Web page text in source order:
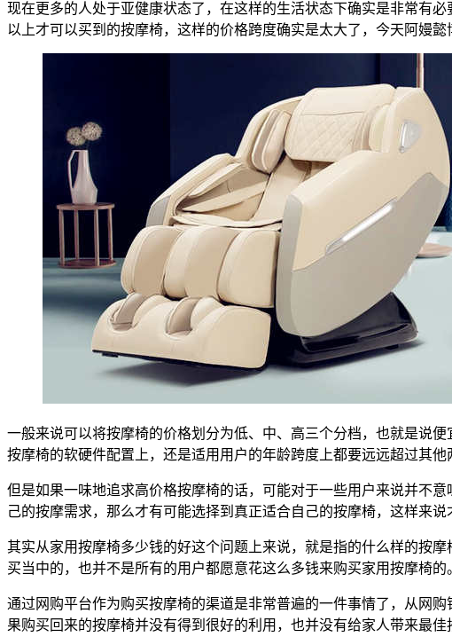
现在更多的人处于亚健康状态了，在这样的生活状态下确实是非常有
以上才可以买到的按摩椅，这样的价格跨度确实是太大了，今天阿嫚
一般来说可以将按摩椅的价格划分为低、中、高三个分档，也就是说
按摩椅的软硬件配置上，还是适用用户的年龄跨度上都要远远超过其他
但是如果一味地追求高价格按摩椅的话，可能对于一些用户来说并不
己的按摩需求，那么才有可能选择到真正适合自己的按摩椅，这样来说
其实从家用按摩椅多少钱的好这个问题上来说，就是指的什么样的按
买当中的，也并不是所有的用户都愿意花这么多钱来购买家用按摩椅的
通过网购平台作为购买按摩椅的渠道是非常普遍的一件事情了，从网
果购买回来的按摩椅并没有得到很好的利用，也并没有给家人带来最